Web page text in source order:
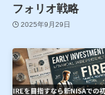
フォリオ戦略
2025年9月29日